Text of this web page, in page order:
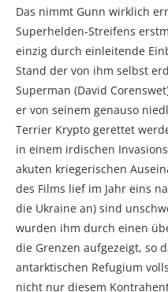
Das nimmt Gunn wirklich
Superhelden-Streifens
einzig durch einleitende
Stand der von ihm selbst
Superman (David
er von seinem genauso
Terrier Krypto gerettet
in einem irdischen
akuten kriegerischen
des Films lief im Jahr eins
die Ukraine an) sind
wurden ihm durch einen
die Grenzen aufgezeigt, so
antarktischen Refugium
nicht nur diesem